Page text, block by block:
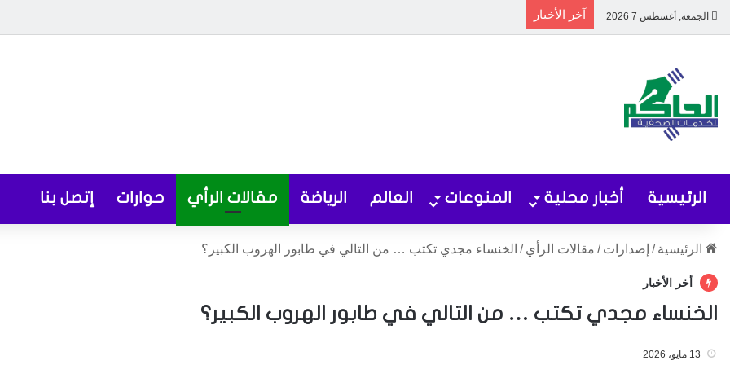
الجمعة, أغسطس 7 2026 آخر الأخبار
الرئيسية أخبار محلية المنوعات العالم الرياضة مقالات الرأي حوارات إتصل بنا
الرئيسية / إصدارات / مقالات الرأي / الخنساء مجدي تكتب … من التالي في طابور الهروب الكبير؟
أخر الأخبار
الخنساء مجدي تكتب … من التالي في طابور الهروب الكبير؟
13 مايو، 2026